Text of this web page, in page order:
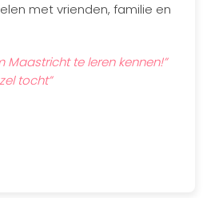
met vrienden, familie en
Maastricht te leren kennen!”
tocht”